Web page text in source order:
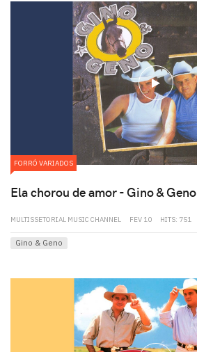
play
FORRÓ VARIADOS
Ela chorou de amor - Gino & Geno
MULTISSETORIAL MUSIC CHANNEL FEV 10 HITS: 751
Gino & Geno